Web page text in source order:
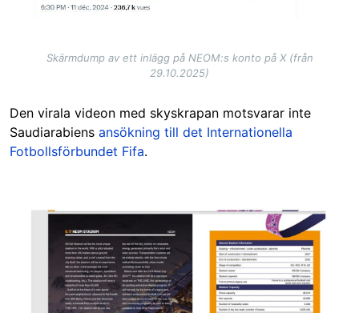
Skärmdump av ett inlägg på NEOM:s konto på X (från
29.10.2025)
Den virala videon med skyskrapan motsvarar inte
Saudiarabiens ansökning till det Internationella
Fotbollsförbundet Fifa.
Image